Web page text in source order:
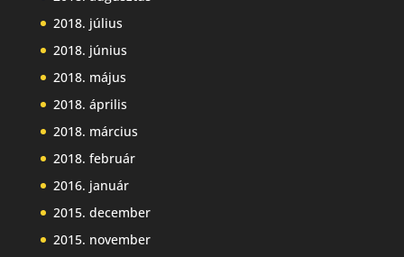
2018. július
2018. június
2018. május
2018. április
2018. március
2018. február
2016. január
2015. december
2015. november